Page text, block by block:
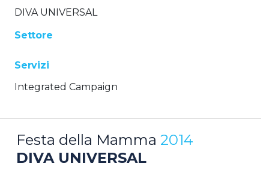
DIVA UNIVERSAL
Settore
Servizi
Integrated Campaign
Festa della Mamma 2014
DIVA UNIVERSAL